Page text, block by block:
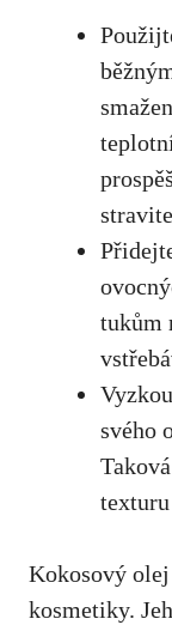
tukům
svého
Kokosový⁢
kosmetiky.